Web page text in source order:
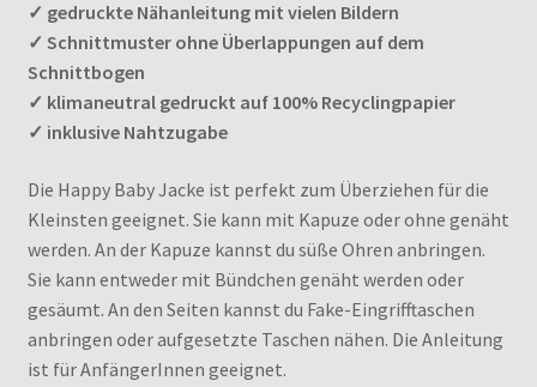
✓ gedruckte Nähanleitung mit vielen Bildern
✓ Schnittmuster ohne Überlappungen auf dem
Schnittbogen
✓ klimaneutral gedruckt auf 100% Recyclingpapier
✓ inklusive Nahtzugabe
Die Happy Baby Jacke ist perfekt zum Überziehen für die
Kleinsten geeignet. Sie kann mit Kapuze oder ohne genäht
werden. An der Kapuze kannst du süße Ohren anbringen.
Sie kann entweder mit Bündchen genäht werden oder
gesäumt. An den Seiten kannst du Fake-Eingrifftaschen
anbringen oder aufgesetzte Taschen nähen. Die Anleitung
ist für AnfängerInnen geeignet.